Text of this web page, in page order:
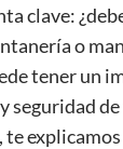
clave:
o
tener un
seguridad
, te